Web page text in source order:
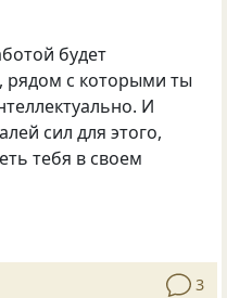
будет
, рядом с которыми ты
И
сил для этого,
тебя в своем
3